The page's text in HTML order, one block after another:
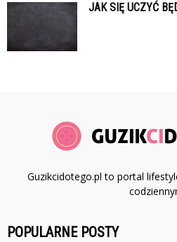
JAK SIĘ UCZYĆ
Guzikcidotego.pl to portal
POPULARNE POSTY